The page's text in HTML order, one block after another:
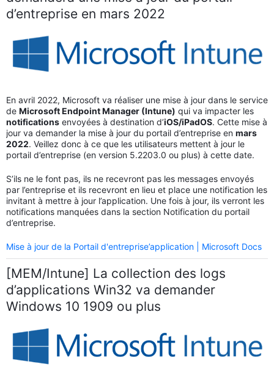
d’entreprise en mars 2022
En avril 2022, Microsoft va réaliser une mise à jour dans le service
de Microsoft Endpoint Manager (Intune) qui va impacter les
notifications envoyées à destination d’iOS/iPadOS. Cette mise à
jour va demander la mise à jour du portail d’entreprise en mars
2022. Veillez donc à ce que les utilisateurs mettent à jour le
portail d’entreprise (en version 5.2203.0 ou plus) à cette date.
S’ils ne le font pas, ils ne recevront pas les messages envoyés
par l’entreprise et ils recevront en lieu et place une notification les
invitant à mettre à jour l’application. Une fois à jour, ils verront les
notifications manquées dans la section Notification du portail
d’entreprise.
Mise à jour de la Portail d'entreprise’application | Microsoft Docs
[MEM/Intune] La collection des logs
d’applications Win32 va demander
Windows 10 1909 ou plus